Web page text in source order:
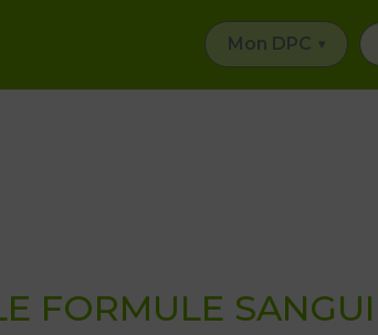
Mon DPC
FORMULE